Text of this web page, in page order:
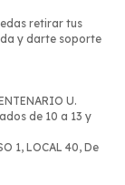
retirar tus
y darte soporte
U.
de 10 a 13 y
1, LOCAL 40, De